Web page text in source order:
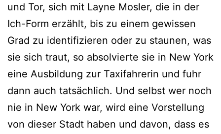
und Tor, sich mit Layne Mosler, die in der
Ich-Form erzählt, bis zu einem gewis­sen
Grad zu iden­ti­fi­zie­ren oder zu stau­nen, was
sie sich traut, so absol­vier­te sie in New York
eine Ausbildung zur Taxifahrerin und fuhr
dann auch tat­säch­lich. Und selbst wer noch
nie in New York war, wird eine Vorstellung
von die­ser Stadt haben und davon, dass es